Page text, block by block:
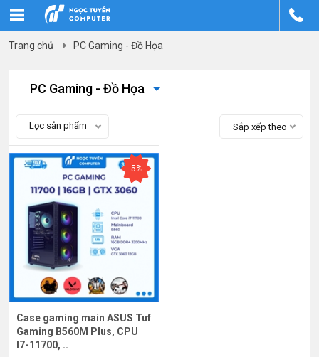
Trang chủ PC Gaming - Đồ Họa
PC Gaming - Đồ Họa
Lọc sản phẩm Sắp xếp theo
-5%
Case gaming main ASUS Tuf
Gaming B560M Plus, CPU
I7-11700, ..